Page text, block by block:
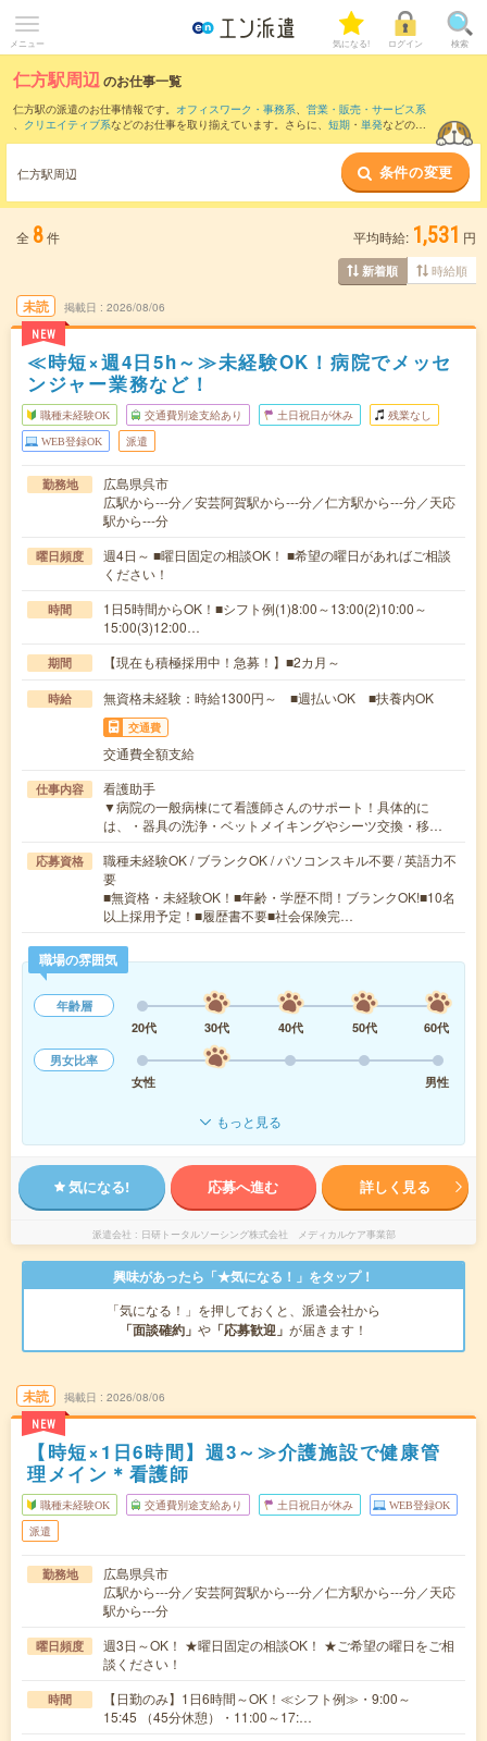
メニュー 気になる! ログイン 検索
仁方駅周辺のお仕事一覧
仁方駅の派遣のお仕事情報です。 オフィスワーク・事務系、 営業・販売・サービス系
、 クリエイティブ系などのお仕事を取り揃えています。さらに、 短期 ・ 単発などの期
また、呉駅・
など近隣駅のお仕事もご確認いただ
けます。
仁方駅周辺 条件の変更
全 8件 平均時給: 1,531 円
新着順 時給順
未読
NEW
掲載日 2026/08/06
≪時短×週4日5h～≫未経験OK！病院でメッセ
ンジャー業務など！
職種未経験OK 交通費別途支給あり 土日祝日が休み 残業なし
WEB登録OK 派遣
勤務地
広島県呉市
広駅から---分／安芸阿賀駅から---分／仁方駅から---分／天応
駅から---分
曜日頻度
週4日～ ■曜日固定の相談OK！ ■希望の曜日があればご相談
ください！
時間
1日5時間からOK！■シフト例(1)8:00～13:00(2)10:00～
15:00(3)12:00…
期間 【現在も積極採用中！急募！】■2カ月～
時給 無資格未経験：時給1300円～ ■週払いOK ■扶養内OK
交通費
交通費全額支給
仕事内容
看護助手
▼病院の一般病棟にて看護師さんのサポート！具体的に
は、・器具の洗浄・ベットメイキングやシーツ交換・移…
応募資格
職種未経験OK / ブランクOK / パソコンスキル不要 / 英語力不
要
■無資格・未経験OK！■年齢・学歴不問！ブランクOK!■10名
以上採用予定！■履歴書不要■社会保険完…
職場の雰囲気
年齢層
20代
30代 40代 50代
60代
男女比率
女性
男性
もっと見る
気になる! 応募へ進む 詳しく見る
派遣会社 日研トータルソーシング株式会社 メディカルケア事業部
興味があったら「★気になる！」をタップ！
「気になる！」を押しておくと、派遣会社から
「面談確約」 や 「応募歓迎」 が届きます！
未読
NEW
掲載日 2026/08/06
【時短×1日6時間】週3～≫介護施設で健康管
理メイン＊看護師
職種未経験OK 交通費別途支給あり 土日祝日が休み WEB登録OK
派遣
勤務地
広島県呉市
広駅から---分／安芸阿賀駅から---分／仁方駅から---分／天応
駅から---分
曜日頻度
週3日～OK！ ★曜日固定の相談OK！ ★ご希望の曜日をご相
談ください！
時間
【日勤のみ】1日6時間～OK！≪シフト例≫・9:00～
15:45 （45分休憩）・11:00～17:…